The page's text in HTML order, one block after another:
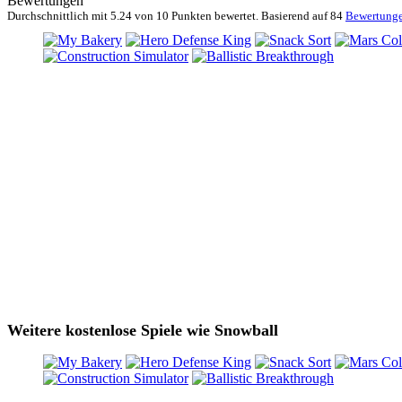
Durchschnittlich mit 5.24 von 10 Punkten bewertet. Basierend auf84
Weitere kostenlose Spiele wie Snowball